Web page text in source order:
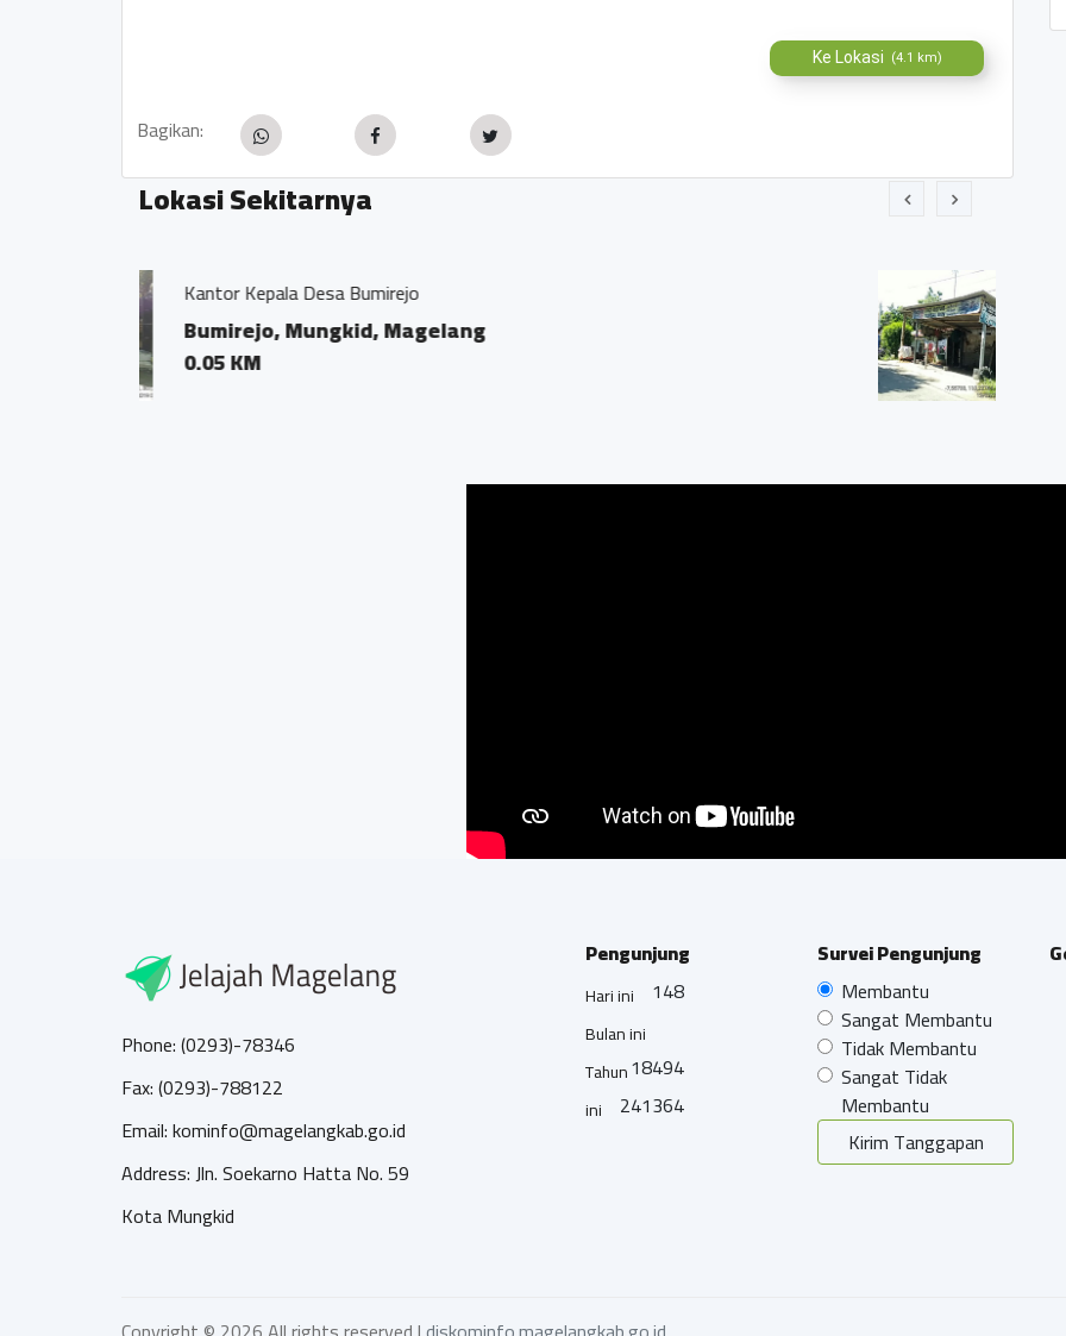
Ke Lokasi (4.1 km)
Bagikan:
Lokasi Sekitarnya
Bengkel Fokus, Bumirejo
Bumirejo, Mungkid, Magelang
Phone: (0293)-78346
Fax: (0293)-788122
Email: kominfo@magelangkab.go.id
Address: Jln. Soekarno Hatta No. 59
Kota Mungkid
Pengunjung
Hari ini 148
Bulan ini
18494
Tahun
ini
241364
Survei Pengunjung
Membantu
Sangat Membantu
Tidak Membantu
Sangat Tidak
Membantu
Kirim Tanggapan